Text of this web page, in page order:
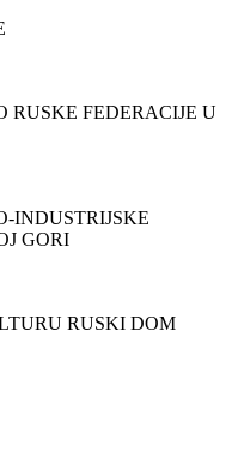
RUSKE FEDERACIJE U
INDUSTRIJSKE
GORI
RUSKI DOM